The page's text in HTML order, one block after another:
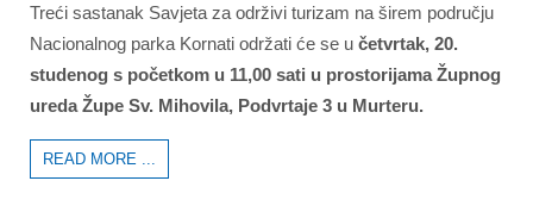
Treći sastanak Savjeta za održivi turizam na širem području
Nacionalnog parka Kornati održati će se u četvrtak, 20.
studenog s početkom u 11,00 sati u prostorijama Župnog
ureda Župe Sv. Mihovila, Podvrtaje 3 u Murteru.
READ MORE ...